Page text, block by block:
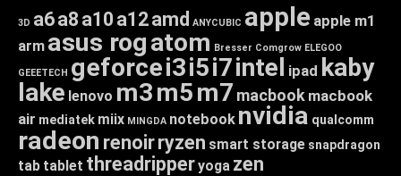
3D a6a8 a10 a12amd ANYCUBIC apple apple m1
arm asus rogatom Bresser Comgrow ELEGOO
GEEETECH geforcei3i5i7intel ipad kaby
lake lenovo m3m5m7 macbook macbook
air mediatek miix MINGDA notebook nvidia qualcomm
radeon renoirryzen smart storage snapdragon
tab tablet threadripperyoga zen